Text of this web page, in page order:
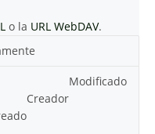
o la URL WebDAV.
Modificado
Creador